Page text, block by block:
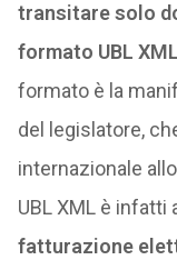
transitare solo
formato UBL XML
formato è la
del legislatore,
internazionale
UBL XML è infatti
fatturazione